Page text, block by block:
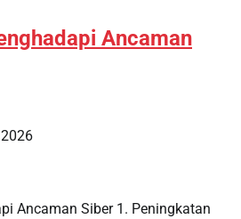
Ancaman
Ancaman Siber 1. Peningkatan